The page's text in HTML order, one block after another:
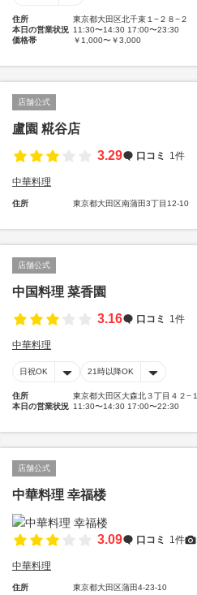
住所
東京都大田区北千束１−２８−２
本日の営業状況 11:30〜14:30 17:00〜23:30
価格帯
￥1,000〜￥3,000
店舗公式
盧園 糀谷店
3.29
口コミ 1件
中華料理
住所 東京都大田区南蒲田3丁目12-10
店舗公式
中国料理 菜香園
3.16
口コミ 1件
中華料理
日祝OK 21時以降OK
住所
東京都大田区大森北３丁目４２−１
本日の営業状況 11:30〜14:30 17:00〜22:30
店舗公式
中華料理 幸福楼
3.09 口コミ 1件
中華料理
住所 東京都大田区蒲田4-23-10